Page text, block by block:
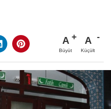
A
Büyüt
A
Küçült